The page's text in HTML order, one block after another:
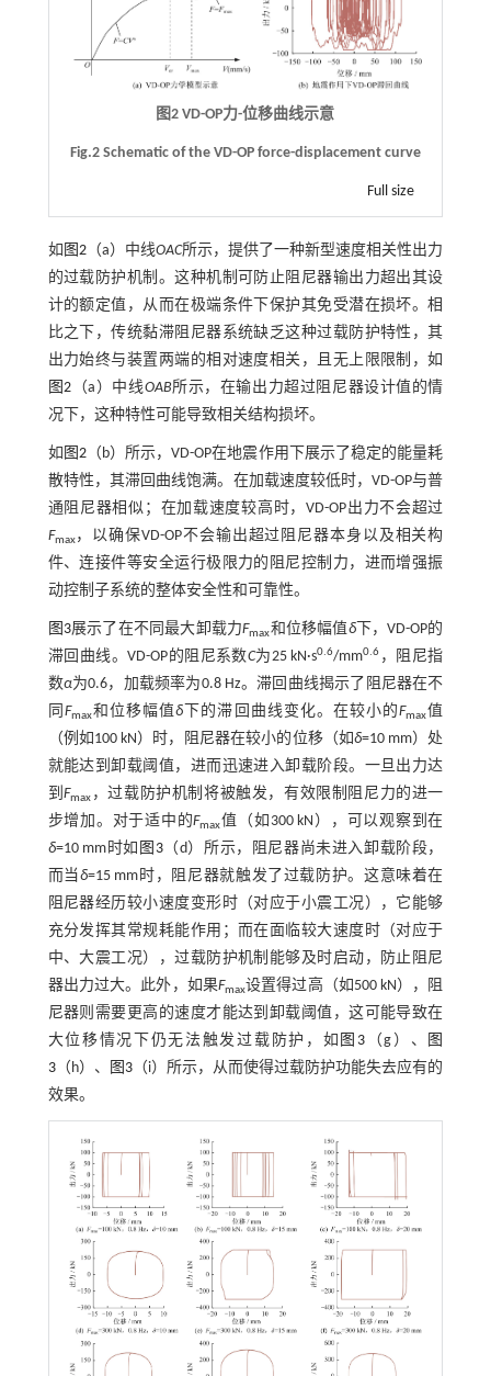
图2 VD-OP力-位移曲线示意
Fig.2 Schematic of the VD-OP force-displacement curve
Full size
如 图2（a）中线OAC所示，提供了一种新型速度相关性出力
的过载防护机制。这种机制可防止阻尼器输出力超出其设
计的额定值，从而在极端条件下保护其免受潜在损坏。相
比之下，传统黏滞阻尼器系统缺乏这种过载防护特性，其
出力始终与装置两端的相对速度相关，且无上限限制，如
图2 （a）中线OAB所示，在输出力超过阻尼器设计值的情
况下，这种特性可能导致相关结构损坏。
如 图2（b）所示，VD-OP在地震作用下展示了稳定的能量耗
散特性，其滞回曲线饱满。在加载速度较低时，VD-OP与普
通阻尼器相似；在加载速度较高时，VD-OP出力不会超过
Fmax，以确保VD-OP不会输出超过阻尼器本身以及相关构
件、连接件等安全运行极限力的阻尼控制力，进而增强振
动控制子系统的整体安全性和可靠性。
图3展示了在不同最大卸载力Fmax和位移幅值δ下，VD-OP的
滞回曲线。VD-OP的阻尼系数C为25 kN·s0.6/mm0.6 ，阻尼指
数α为0.6，加载频率为0.8 Hz。滞回曲线揭示了阻尼器在不
同 Fmax和位移幅值δ 下的滞回曲线变化。在较小的Fmax值
（例如100 kN）时，阻尼器在较小的位移（如δ=10 mm）处
就能达到卸载阈值，进而迅速进入卸载阶段。一旦出力达
到Fmax ，过载防护机制将被触发，有效限制阻尼力的进一
步增加。对于适中的Fmax值（如300 kN），可以观察到在
δ=10 mm时如 图3（d）所示，阻尼器尚未进入卸载阶段，
而当δ=15 mm时，阻尼器就触发了过载防护。这意味着在
阻尼器经历较小速度变形时（对应于小震工况），它能够
充分发挥其常规耗能作用；而在面临较大速度时（对应于
中、大震工况），过载防护机制能够及时启动，防止阻尼
器出力过大。此外，如果Fmax设置得过高（如500 kN），阻
尼器则需要更高的速度才能达到卸载阈值，这可能导致在
大位移情况下仍无法触发过载防护，如 图3（g）、
图
3（h）、 图3（i）所示，从而使得过载防护功能失去应有的
效果。